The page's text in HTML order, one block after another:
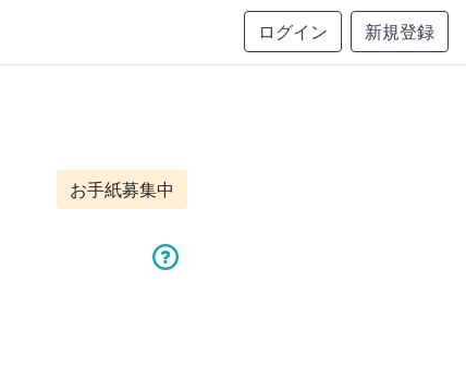
ログイン 新規登録
お手紙募集中